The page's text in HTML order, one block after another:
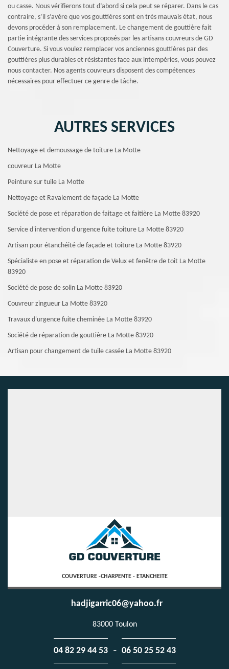
ou casse. Nous vérifierons tout d’abord si cela peut se réparer. Dans le cas
contraire, s’il s’avère que vos gouttières sont en très mauvais état, nous
devons procéder à son remplacement. Le changement de gouttière fait
partie intégrante des services proposés par les artisans couvreurs de GD
Couverture. Si vous voulez remplacer vos anciennes gouttières par des
gouttières plus durables et résistantes face aux intempéries, vous pouvez
nous contacter. Nos agents couvreurs disposent des compétences
nécessaires pour effectuer ce genre de tâche.
AUTRES SERVICES
Nettoyage et demoussage de toiture La Motte
couvreur La Motte
Peinture sur tuile La Motte
Nettoyage et Ravalement de façade La Motte
Société de pose et réparation de faitage et faitière La Motte 83920
Service d'intervention d'urgence fuite toiture La Motte 83920
Artisan pour étanchéité de façade et toiture La Motte 83920
Spécialiste en pose et réparation de Velux et fenêtre de toit La Motte
83920
Société de pose de solin La Motte 83920
Couvreur zingueur La Motte 83920
Travaux d'urgence fuite cheminée La Motte 83920
Société de réparation de gouttière La Motte 83920
Artisan pour changement de tuile cassée La Motte 83920
COUVERTURE -CHARPENTE - ETANCHEITE
hadjigarric06@yahoo.fr
83000 Toulon
04 82 29 44 53 - 06 50 25 52 43